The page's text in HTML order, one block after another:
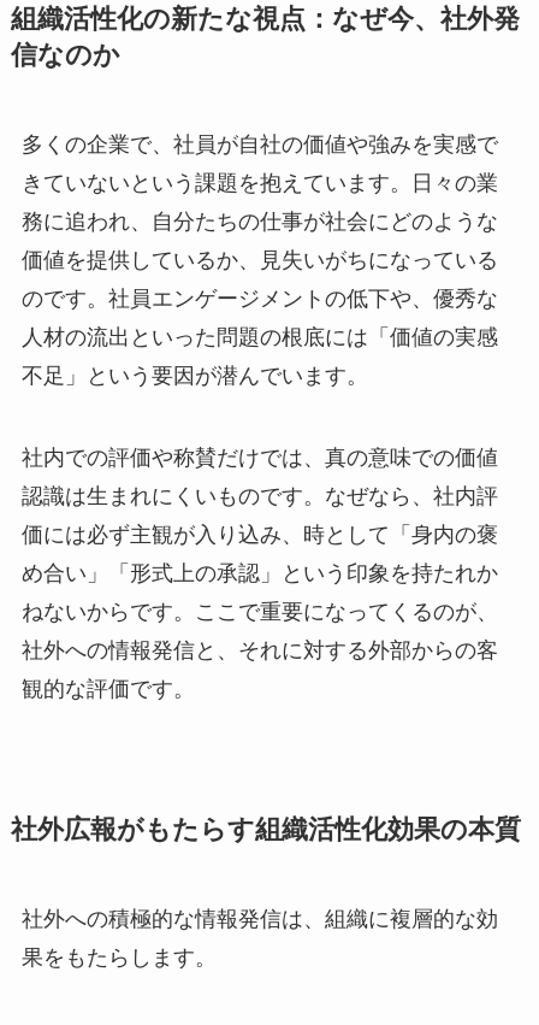
組織活性化の新たな視点：なぜ今、社外発
信なのか
多くの企業で、社員が自社の価値や強みを実感で
きていないという課題を抱えています。日々の業
務に追われ、自分たちの仕事が社会にどのような
価値を提供しているか、見失いがちになっている
のです。社員エンゲージメントの低下や、優秀な
人材の流出といった問題の根底には「価値の実感
不足」という要因が潜んでいます。
社内での評価や称賛だけでは、真の意味での価値
認識は生まれにくいものです。なぜなら、社内評
価には必ず主観が入り込み、時として「身内の褒
め合い」「形式上の承認」という印象を持たれか
ねないからです。ここで重要になってくるのが、
社外への情報発信と、それに対する外部からの客
観的な評価です。
社外広報がもたらす組織活性化効果の本質
社外への積極的な情報発信は、組織に複層的な効
果をもたらします。